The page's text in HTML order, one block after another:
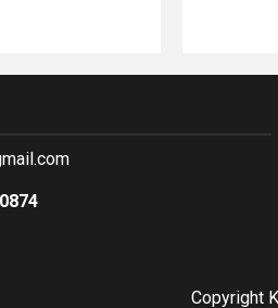
Copyright